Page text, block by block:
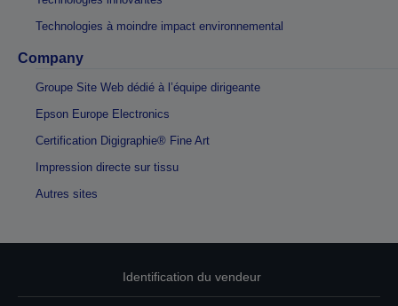
Technologies à moindre impact environnemental
Company
Groupe Site Web dédié à l’équipe dirigeante
Epson Europe Electronics
Certification Digigraphie® Fine Art
Impression directe sur tissu
Autres sites
Identification du vendeur